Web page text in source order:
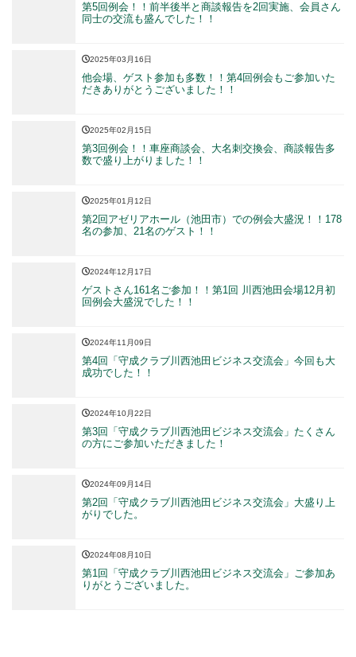
第5回例会！！前半後半と商談報告を2回実施、会員さん
同士の交流も盛んでした！！
2025年03月16日
他会場、ゲスト参加も多数！！第4回例会もご参加いた
だきありがとうございました！！
2025年02月15日
第3回例会！！車座商談会、大名刺交換会、商談報告多
数で盛り上がりました！！
2025年01月12日
第2回アゼリアホール（池田市）での例会大盛況！！178
名の参加、21名のゲスト！！
2024年12月17日
ゲストさん161名ご参加！！第1回 川西池田会場12月初
回例会大盛況でした！！
2024年11月09日
第4回「守成クラブ川西池田ビジネス交流会」今回も大
成功でした！！
2024年10月22日
第3回「守成クラブ川西池田ビジネス交流会」たくさん
の方にご参加いただきました！
2024年09月14日
第2回「守成クラブ川西池田ビジネス交流会」大盛り上
がりでした。
2024年08月10日
第1回「守成クラブ川西池田ビジネス交流会」ご参加あ
りがとうございました。